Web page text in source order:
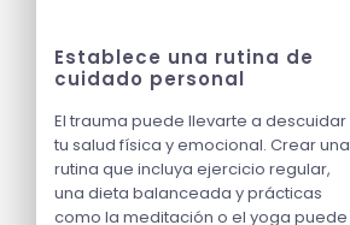
Establece una rutina de
cuidado personal
El trauma puede llevarte a descuidar
tu salud física y emocional. Crear una
rutina que incluya ejercicio regular,
una dieta balanceada y prácticas
como la meditación o el yoga puede